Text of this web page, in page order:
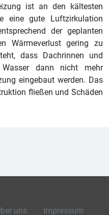
ist an den kältesten
eine gute Luftzirkulation
der geplanten
Wärmeverlust gering zu
dass Dachrinnen und
dann nicht mehr
eingebaut werden. Das
fließen und Schäden
uns Impressum